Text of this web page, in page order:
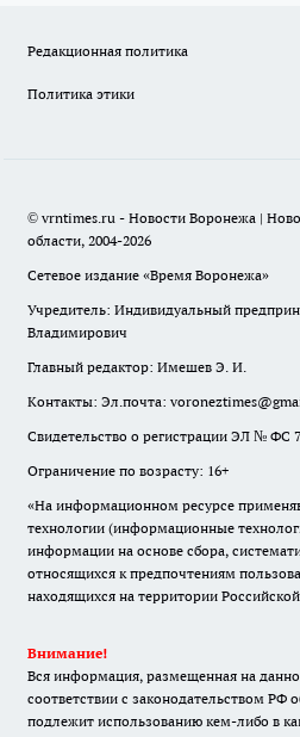
Редакционная политика
Политика этики
© vrntimes.ru - Новости Воронежа |
области, 2004-2026
Сетевое издание «Время Воронежа»
Учредитель: Индивидуальный
Владимирович
Главный редактор: Имешев Э. И.
Контакты: Эл.почта:
Свидетельство о регистрации ЭЛ № ФС
Ограничение по возрасту: 16+
«На информационном ресурсе
технологии (информационные
информации на основе сбора,
относящихся к предпочтениям
находящихся на территории
Внимание!
Вся информация, размещенная на
соответствии с законодательством РФ
подлежит использованию кем-либо в